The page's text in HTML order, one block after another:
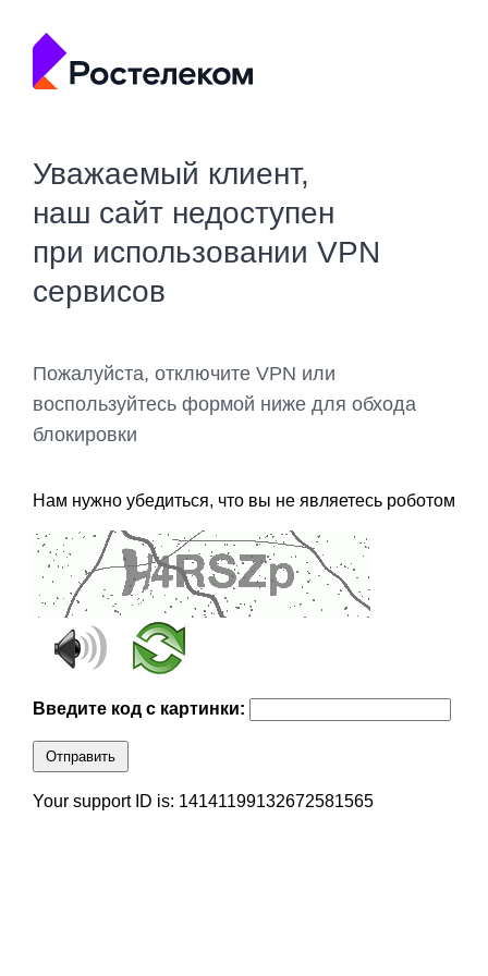
Уважаемый клиент,
наш сайт недоступен
при использовании VPN
сервисов
Пожалуйста, отключите VPN или
воспользуйтесь формой ниже для обхода
блокировки
Нам нужно убедиться, что вы не являетесь роботом
Введите код с картинки:
Отправить
Your support ID is: 14141199132672581565